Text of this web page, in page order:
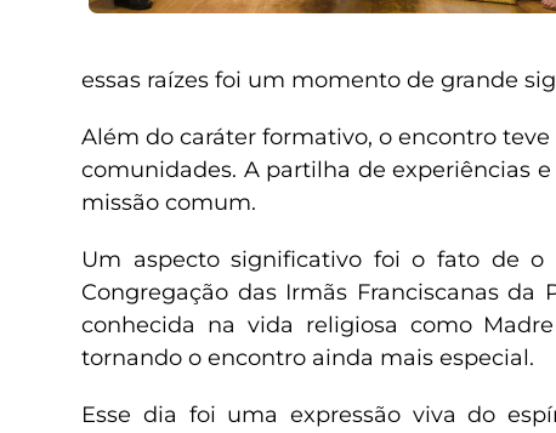
essas raízes foi um momento de grande
Além do caráter formativo, o encontro
comunidades. A partilha de experiências
missão comum.
Um aspecto significativo foi o fato de
Congregação das Irmãs Franciscanas
conhecida na vida religiosa como
tornando o encontro ainda mais especial.
Esse dia foi uma expressão viva do